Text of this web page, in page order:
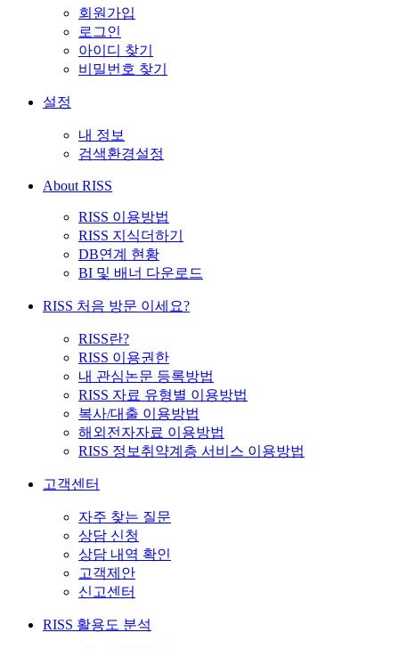
회원가입
로그인
아이디 찾기
비밀번호 찾기
설정
내 정보
검색환경설정
About RISS
RISS 이용방법
RISS 지식더하기
DB연계 현황
BI 및 배너 다운로드
RISS 처음 방문 이세요?
RISS란?
RISS 이용권한
내 관심논문 등록방법
RISS 자료 유형별 이용방법
복사/대출 이용방법
해외전자자료 이용방법
RISS 정보취약계층 서비스 이용방법
고객센터
자주 찾는 질문
상담 신청
상담 내역 확인
고객제안
신고센터
RISS 활용도 분석